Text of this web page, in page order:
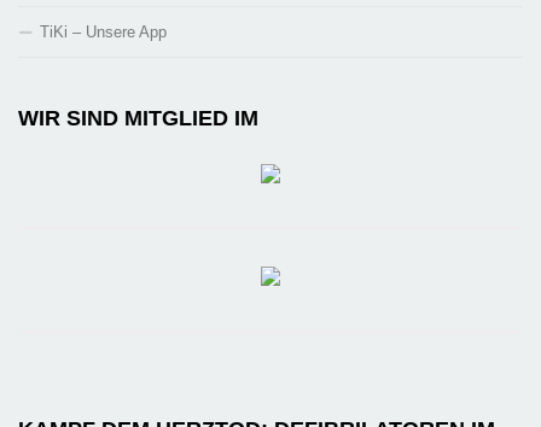
TiKi – Unsere App
WIR SIND MITGLIED IM